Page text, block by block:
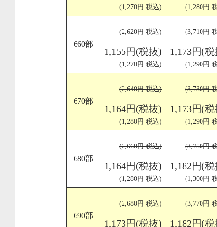
(1,270円 税込) (1,280円
660部
(2,620円 税込)
1,155円(税抜)
(1,270円 税込)
(3,710円
1,173円(
(1,290円
670部
(2,640円 税込)
1,164円(税抜)
(1,280円 税込)
(3,730円
1,173円(
(1,290円
680部
(2,660円 税込)
1,164円(税抜)
(1,280円 税込)
(3,750円
1,182円(
(1,300円
690部
(2,680円 税込)
1,173円(税抜)
(3,770円
1,182円(